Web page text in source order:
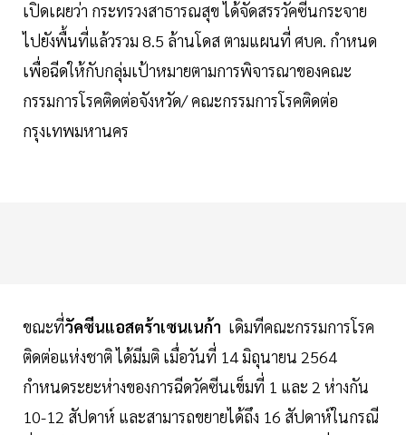
เปิดเผยว่า กระทรวงสาธารณสุข ได้จัดสรรวัคซีนกระจาย
ไปยังพื้นที่แล้วรวม 8.5 ล้านโดส ตามแผนที่ ศบค. กำหนด
เพื่อฉีดให้กับกลุ่มเป้าหมายตามการพิจารณาของคณะ
กรรมการโรคติดต่อจังหวัด/ คณะกรรมการโรคติดต่อ
กรุงเทพมหานคร
ขณะที่วัคซีนแอสตร้าเซนเนก้า เดิมทีคณะกรรมการโรค
ติดต่อแห่งชาติ ได้มีมติ เมื่อวันที่ 14 มิถุนายน 2564
กำหนดระยะห่างของการฉีดวัคซีนเข็มที่ 1 และ 2 ห่างกัน
10-12 สัปดาห์ และสามารถขยายได้ถึง 16 สัปดาห์ในกรณี